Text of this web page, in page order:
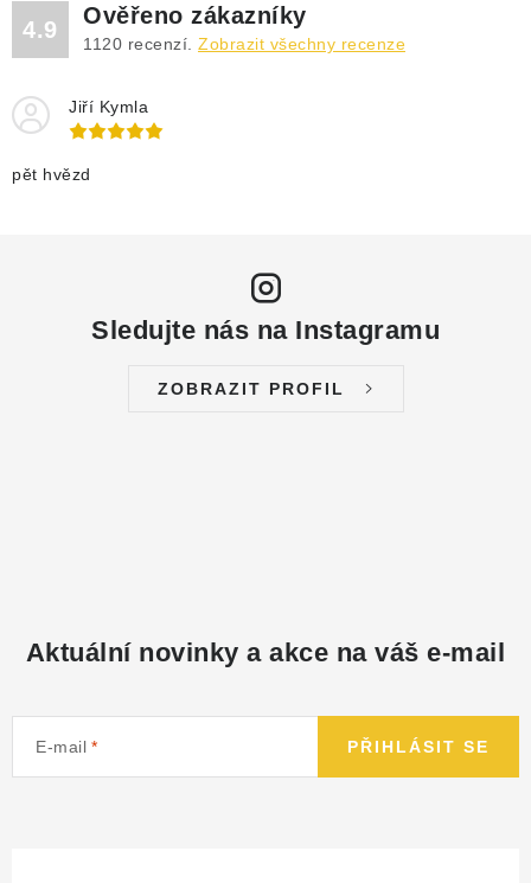
4.9
Ověřeno zákazníky
1120 recenzí. Zobrazit všechny recenze
Jiří Kymla
pět hvězd
Sledujte nás na Instagramu
ZOBRAZIT PROFIL
Aktuální novinky a akce na váš e-mail
E-mail PŘIHLÁSIT SE